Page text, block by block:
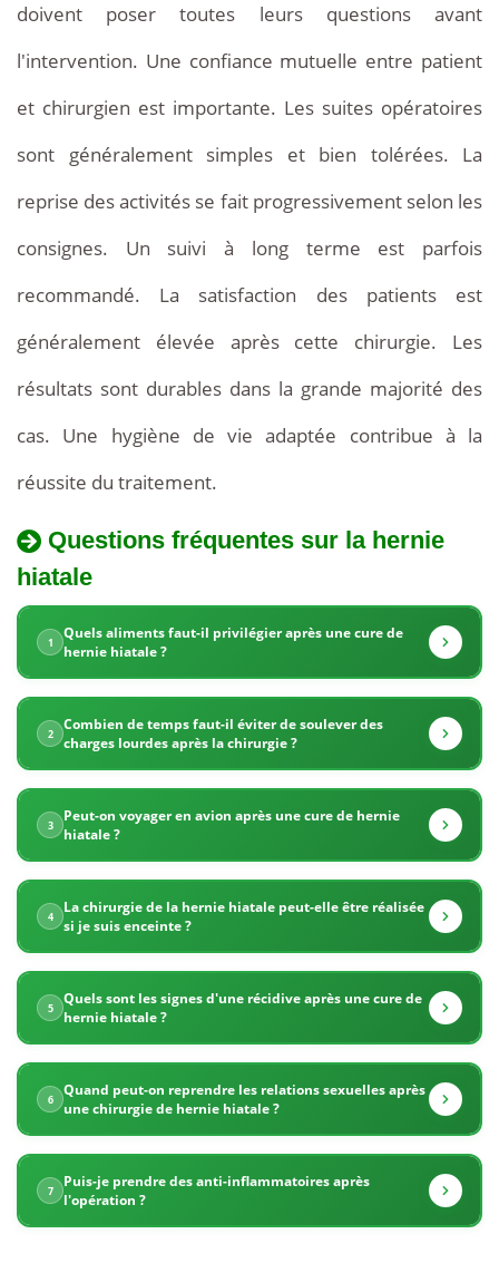
doivent poser toutes leurs questions avant
l'intervention. Une confiance mutuelle entre patient
et chirurgien est importante. Les suites opératoires
sont généralement simples et bien tolérées. La
reprise des activités se fait progressivement selon les
consignes. Un suivi à long terme est parfois
recommandé. La satisfaction des patients est
généralement élevée après cette chirurgie. Les
résultats sont durables dans la grande majorité des
cas. Une hygiène de vie adaptée contribue à la
réussite du traitement.
Quel
est
prix
de
la
cure
de
hernie
hiatale
en
Tunisie
La
Tunisie
est
reconnue
pour
la
qualité
de
ses
chirurgicaux
à
prix
compétitifs.
Questions fréquentes sur la hernie
hiatale
1
Quels aliments faut-il privilégier après une cure de
hernie hiatale ?
2
Combien de temps faut-il éviter de soulever des
charges lourdes après la chirurgie ?
3
Peut-on voyager en avion après une cure de hernie
hiatale ?
4
La chirurgie de la hernie hiatale peut-elle être réalisée
si je suis enceinte ?
5
Quels sont les signes d'une récidive après une cure de
hernie hiatale ?
6
Quand peut-on reprendre les relations sexuelles après
une chirurgie de hernie hiatale ?
7
Puis-je prendre des anti-inflammatoires après
l'opération ?